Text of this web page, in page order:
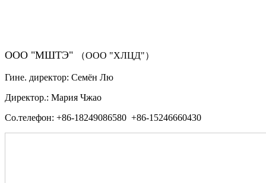
ООО "МШТЭ" （ООО "ХЛЦД"）
Гине. директор: Семён Лю
Директор.: Мария Чжао
Со.телефон: +86-18249086580 +86-15246660430